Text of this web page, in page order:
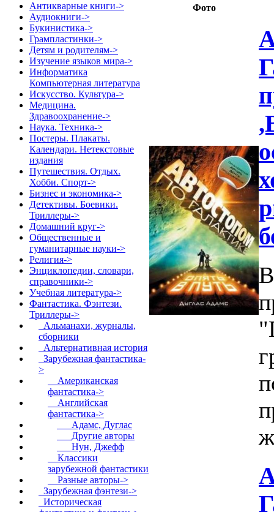
Антикварные книги->
Аудиокниги->
Букинистика->
Грампластинки->
Детям и родителям->
Изучение языков мира->
Информатика
Компьютерная литература
Искусство. Культура->
Медицина.
Здравоохранение->
Наука. Техника->
Постеры. Плакаты.
Календари. Нетекстовые
издания
Путешествия. Отдых.
Хобби. Спорт->
Бизнес и экономика->
Детективы. Боевики.
Триллеры->
Домашний круг->
Общественные и
гуманитарные науки->
Религия->
Энциклопедии, словари,
справочники->
Учебная литература->
Фантастика. Фэнтези.
Триллеры->
Альманахи, журналы,
сборники
Альтернативная история
Зарубежная фантастика-
>
Американская
фантастика->
Английская
фантастика->
Адамс, Дуглас
Другие авторы
Нун, Джефф
Классики
зарубежной фантастики
Разные авторы->
Зарубежная фэнтези->
Историческая
Фото